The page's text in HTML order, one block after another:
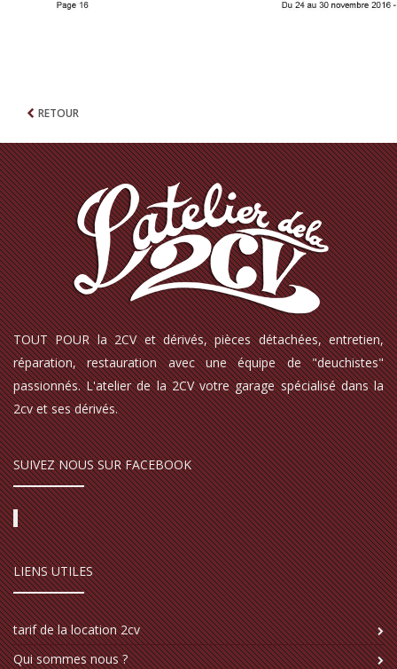
RETOUR
TOUT POUR la 2CV et dérivés, pièces détachées, entretien,
réparation, restauration avec une équipe de "deuchistes"
passionnés. L'atelier de la 2CV votre garage spécialisé dans la
2cv et ses dérivés.
SUIVEZ NOUS SUR FACEBOOK
LIENS UTILES
tarif de la location 2cv
Qui sommes nous ?